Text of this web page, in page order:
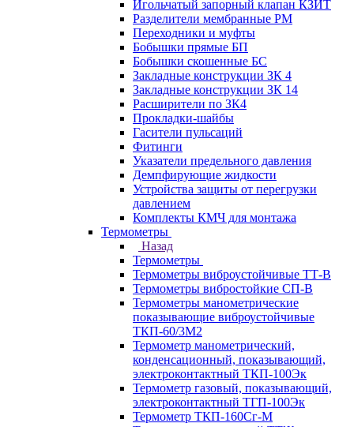
Игольчатый запорный клапан КЗИТ
Разделители мембранные РМ
Переходники и муфты
Бобышки прямые БП
Бобышки скошенные БС
Закладные конструкции ЗК 4
Закладные конструкции ЗК 14
Расширители по ЗК4
Прокладки-шайбы
Гасители пульсаций
Фитинги
Указатели предельного давления
Демпфирующие жидкости
Устройства защиты от перегрузки
давлением
Комплекты КМЧ для монтажа
Термометры
Назад
Термометры
Термометры виброустойчивые ТТ-В
Термометры вибростойкие СП-В
Термометры манометрические
показывающие виброустойчивые
ТКП-60/3М2
Термометр манометрический,
конденсационный, показывающий,
электроконтактный ТКП-100Эк
Термометр газовый, показывающий,
электроконтактный ТГП-100Эк
Термометр ТКП-160Сг-М